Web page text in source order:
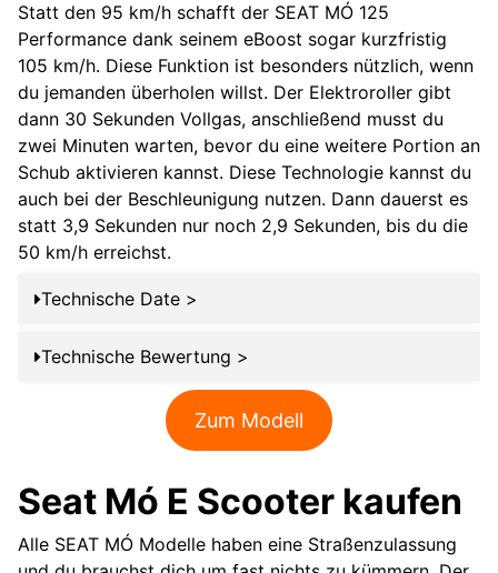
Statt den 95 km/h schafft der SEAT MÓ 125
Performance dank seinem eBoost sogar kurzfristig
105 km/h. Diese Funktion ist besonders nützlich, wenn
du jemanden überholen willst. Der Elektroroller gibt
dann 30 Sekunden Vollgas, anschließend musst du
zwei Minuten warten, bevor du eine weitere Portion an
Schub aktivieren kannst. Diese Technologie kannst du
auch bei der Beschleunigung nutzen. Dann dauerst es
statt 3,9 Sekunden nur noch 2,9 Sekunden, bis du die
50 km/h erreichst.
Technische Date >
Performance
Straßenzulassung ja
Geschwindigkeit 105 km/h
Motorleistung
9000 W
Dauerleistung
Technische Bewertung >
Der SEAT MÓ 125 Performance zeichnet sich
durch seine 1A Federungstechnologie aus, die
Bremsen wurden überarbeitet, das Design ist
noch schicker und die Sitzbank ist so richtig
bequem. Alle anderen Parameter sind mit dem
SEAT MÓ 125 identisch. Mit dem SEAT MÓ 125
Performance seit Ihr im High-End Bereich der
Zum Modell
Seat Mó E Scooter kaufen
Alle SEAT MÓ Modelle haben eine Straßenzulassung